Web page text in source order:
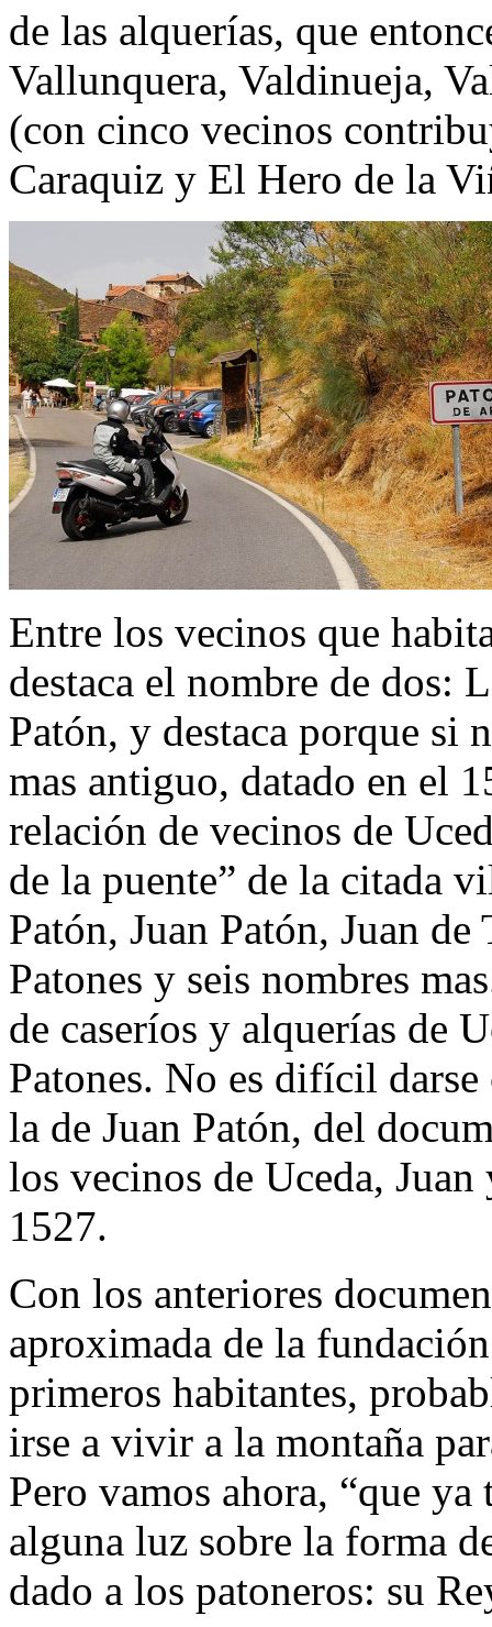
de las alquerías, que
Vallunquera, Valdinueja,
(con cinco vecinos
Caraquiz y El Hero de la
Entre los vecinos que
destaca el nombre de dos:
Patón, y destaca porque si
mas antiguo, datado en el
relación de vecinos de
de la puente” de la citada
Patón, Juan Patón, Juan
Patones y seis nombres
de caseríos y alquerías de
Patones. No es difícil
la de Juan Patón, del
los vecinos de Uceda,
1527.
Con los anteriores
aproximada de la
primeros habitantes,
irse a vivir a la montaña
Pero vamos ahora, “que
alguna luz sobre la forma
dado a los patoneros: su